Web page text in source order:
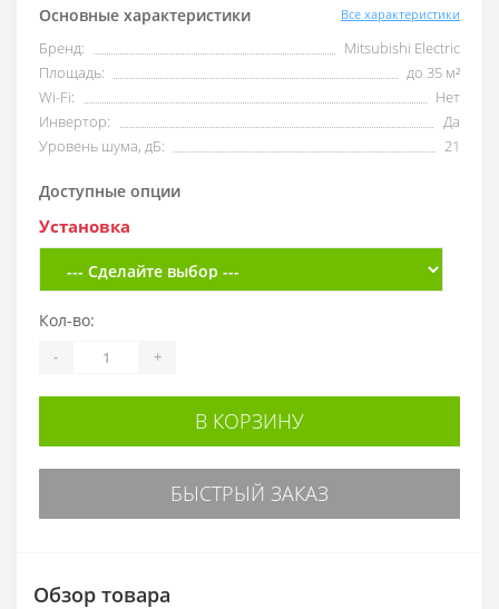
Основные характеристики Все характеристики
Бренд:
Mitsubishi Electric
Площадь:
до 35 м²
Wi-Fi:
Нет
Инвертор:
Да
Уровень шума, дБ:
21
Доступные опции
Установка
Кол-во:
- +
В КОРЗИНУ
БЫСТРЫЙ ЗАКАЗ
Обзор товара